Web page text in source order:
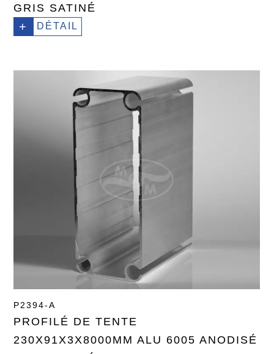
GRIS SATINÉ
+ DÉTAIL
P2394-A
PROFILÉ DE TENTE
230X91X3X8000MM ALU 6005 ANODISÉ